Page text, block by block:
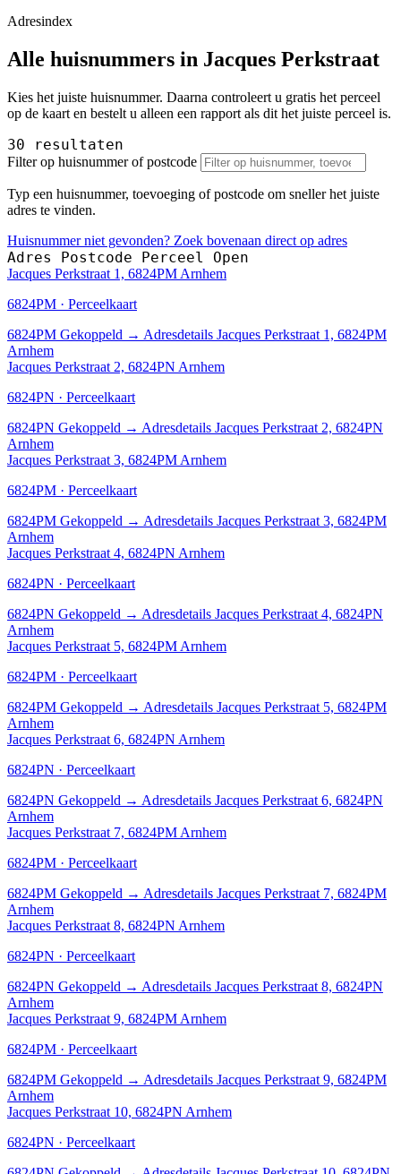
Adresindex
Alle huisnummers in Jacques Perkstraat
Kies het juiste huisnummer. Daarna controleert u gratis het perceel
op de kaart en bestelt u alleen een rapport als dit het juiste perceel is.
30 resultaten
Filter op huisnummer of postcode
Typ een huisnummer, toevoeging of postcode om sneller het juiste
adres te vinden.
Huisnummer niet gevonden? Zoek bovenaan direct op adres
Adres Postcode Perceel Open
Jacques Perkstraat 1, 6824PM Arnhem
6824PM · Perceelkaart
6824PM Gekoppeld → Adresdetails Jacques Perkstraat 1, 6824PM
Arnhem
Jacques Perkstraat 2, 6824PN Arnhem
6824PN · Perceelkaart
6824PN Gekoppeld → Adresdetails Jacques Perkstraat 2, 6824PN
Arnhem
Jacques Perkstraat 3, 6824PM Arnhem
6824PM · Perceelkaart
6824PM Gekoppeld → Adresdetails Jacques Perkstraat 3, 6824PM
Arnhem
Jacques Perkstraat 4, 6824PN Arnhem
6824PN · Perceelkaart
6824PN Gekoppeld → Adresdetails Jacques Perkstraat 4, 6824PN
Arnhem
Jacques Perkstraat 5, 6824PM Arnhem
6824PM · Perceelkaart
6824PM Gekoppeld → Adresdetails Jacques Perkstraat 5, 6824PM
Arnhem
Jacques Perkstraat 6, 6824PN Arnhem
6824PN · Perceelkaart
6824PN Gekoppeld → Adresdetails Jacques Perkstraat 6, 6824PN
Arnhem
Jacques Perkstraat 7, 6824PM Arnhem
6824PM · Perceelkaart
6824PM Gekoppeld → Adresdetails Jacques Perkstraat 7, 6824PM
Arnhem
Jacques Perkstraat 8, 6824PN Arnhem
6824PN · Perceelkaart
6824PN Gekoppeld → Adresdetails Jacques Perkstraat 8, 6824PN
Arnhem
Jacques Perkstraat 9, 6824PM Arnhem
6824PM · Perceelkaart
6824PM Gekoppeld → Adresdetails Jacques Perkstraat 9, 6824PM
Arnhem
Jacques Perkstraat 10, 6824PN Arnhem
6824PN · Perceelkaart